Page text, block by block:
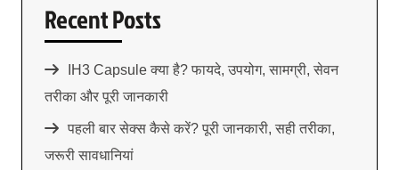
Recent Posts
IH3 Capsule क्या है? फायदे, उपयोग, सामग्री, सेवन
तरीका और पूरी जानकारी
पहली बार सेक्स कैसे करें? पूरी जानकारी, सही तरीका,
जरूरी सावधानियां